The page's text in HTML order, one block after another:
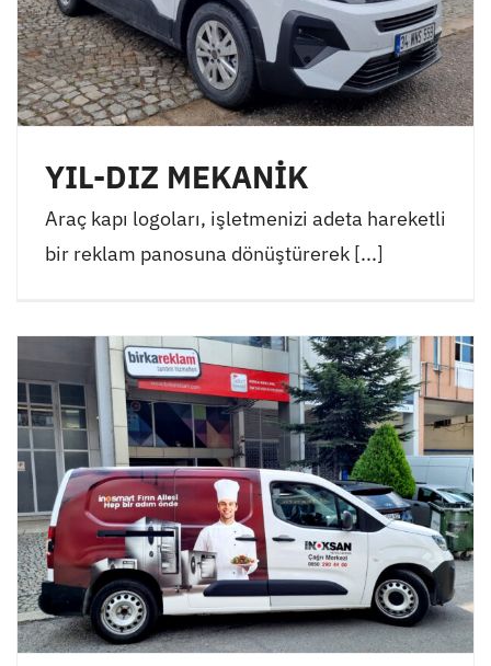
YIL-DIZ MEKANİK
Araç kapı logoları, işletmenizi adeta hareketli
bir reklam panosuna dönüştürerek [...]